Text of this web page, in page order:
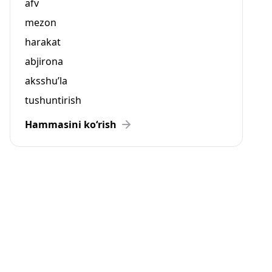
afv
mezon
harakat
abjirona
aksshu’la
tushuntirish
Hammasini ko‘rish